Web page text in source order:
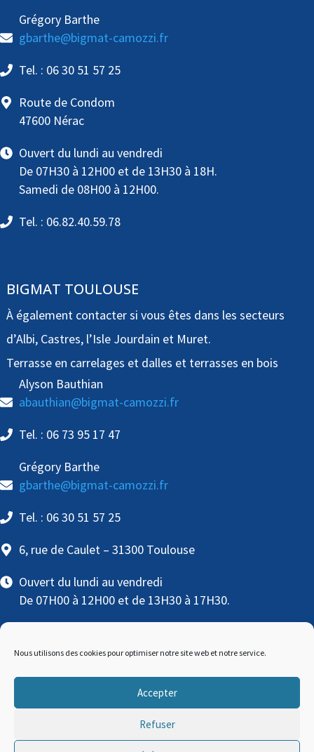
Nous utilisons des cookies pour optimiser notre site web et notre service.
Accepter
Refuser
Grégory Barthe
gbarthe@bigmat-camozzi.fr
Tel. : 06 30 51 57 25
Route de Condom
47600 Nérac
Ouvert du lundi au vendredi
De 07H30 à 12H00 et de 13H30 à 18H.
Samedi de 08H00 à 12H00.
Tel. : 06.82.40.59.78
BIGMAT TOULOUSE
À également contacter si vous êtes dans les secteurs
d’Albi, Castres, l’Isle Jourdain et Muret.
Terrasse en carrelages et dalles et terrasses en bois
Alyson Bauthian
abauthian@bigmat-camozzi.fr
Tel. : 06 73 95 17 47
Grégory Barthe
gbarthe@bigmat-camozzi.fr
Tel. : 06 30 51 57 25
6, rue de Caulet – 31300 Toulouse
Ouvert du lundi au vendredi
De 07H00 à 12H00 et de 13H30 à 17H30.
BigMat © Copyright2026 | Conception
communication/SLCOM|Mentions légales et